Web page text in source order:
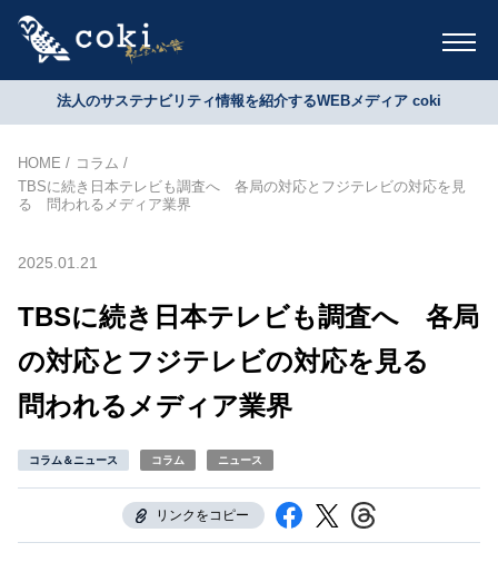
法人のサステナビリティ情報を紹介するWEBメディア coki
HOME
コラム
TBSに続き日本テレビも調査へ 各局の対応とフジテレビの対応を見
る 問われるメディア業界
2025.01.21
TBSに続き日本テレビも調査へ 各局
の対応とフジテレビの対応を見る
問われるメディア業界
コラム＆ニュース コラム ニュース
リンクをコピー